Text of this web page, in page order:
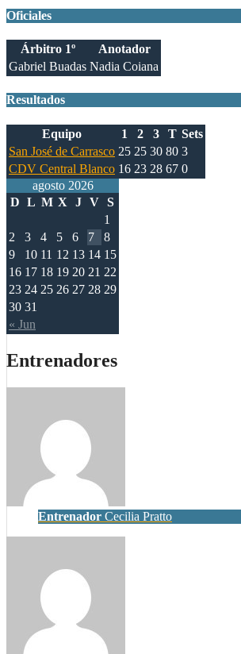
Oficiales
Árbitro 1º
Anotador
Gabriel Buadas Nadia Coiana
Resultados
Equipo 1 2 3 T Sets
San José de Carrasco 25 25 30 80 3
CDV Central Blanco 16 23 28 67 0
agosto 2026
D L M X J V S
« Jun
1
2
3 4 5 6 7
8
9
10 11 12 13 14 15
16 17 18 19 20 21 22
23 24 25 26 27 28 29
30 31
Entrenadores
Entrenador Cecilia Pratto